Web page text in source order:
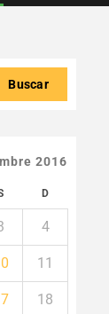
2016
D
4
11
18